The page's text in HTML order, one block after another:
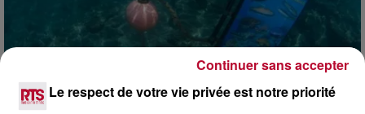
4 août 2026
HÉRAULT, PYRÉNÉES-ORIENTALES : TROIS
Le respect de votre vie privée est notre priorité
Continuer sans accepter